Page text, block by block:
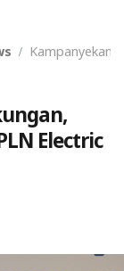
Kampanyekan
Electric